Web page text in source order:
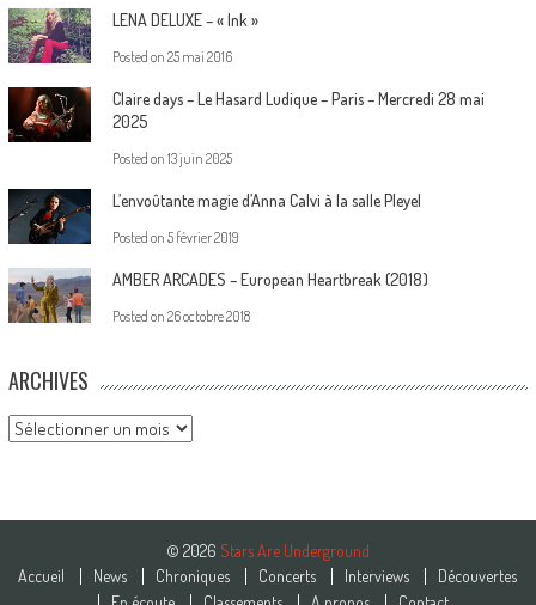
LENA DELUXE – « Ink »
Posted on 25 mai 2016
Claire days – Le Hasard Ludique – Paris – Mercredi 28 mai
2025
Posted on 13 juin 2025
L’envoûtante magie d’Anna Calvi à la salle Pleyel
Posted on 5 février 2019
AMBER ARCADES – European Heartbreak (2018)
Posted on 26 octobre 2018
ARCHIVES
Archives
© 2026 Stars Are Underground
Accueil
News Chroniques Concerts Interviews
Découvertes